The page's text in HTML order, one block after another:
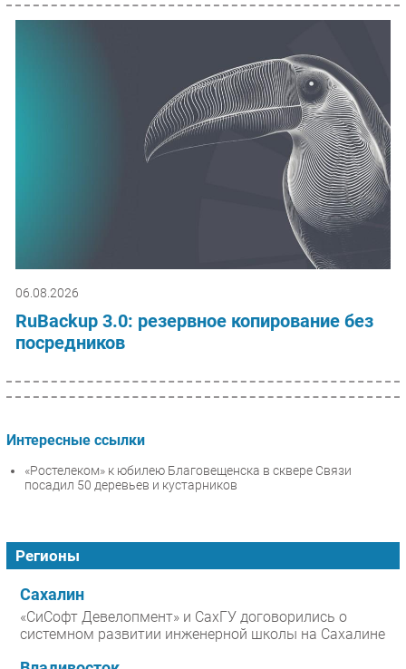
06.08.2026
RuBackup 3.0: резервное копирование без
посредников
Интересные ссылки
«Ростелеком» к юбилею Благовещенска в сквере Связи
посадил 50 деревьев и кустарников
Регионы
Сахалин
«СиСофт Девелопмент» и СахГУ договорились о
системном развитии инженерной школы на Сахалине